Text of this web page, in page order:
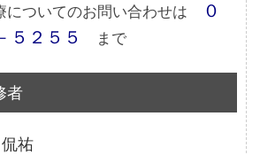
についてのお問い合わせは
０
５２５５
まで
者
祐